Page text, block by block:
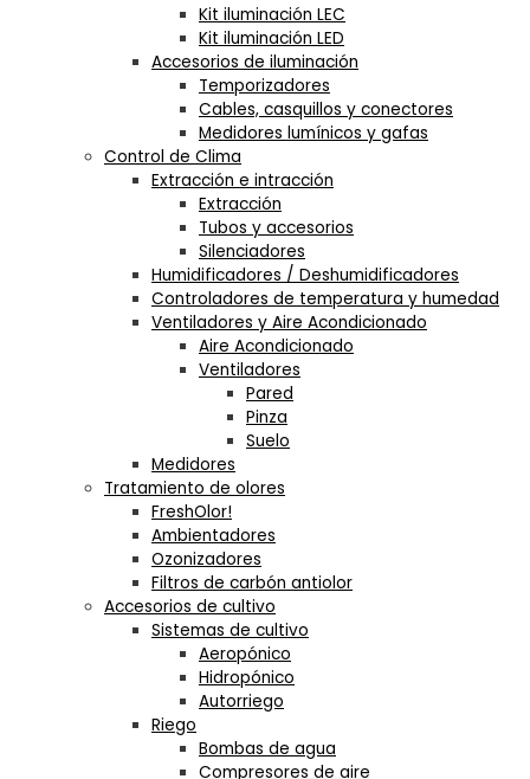
Kit iluminación LEC
Kit iluminación LED
Accesorios de iluminación
Temporizadores
Cables, casquillos y conectores
Medidores lumínicos y gafas
Control de Clima
Extracción e intracción
Extracción
Tubos y accesorios
Silenciadores
Humidificadores / Deshumidificadores
Controladores de temperatura y humedad
Ventiladores y Aire Acondicionado
Aire Acondicionado
Ventiladores
Pared
Pinza
Suelo
Medidores
Tratamiento de olores
FreshOlor!
Ambientadores
Ozonizadores
Filtros de carbón antiolor
Accesorios de cultivo
Sistemas de cultivo
Aeropónico
Hidropónico
Autorriego
Riego
Bombas de agua
Compresores de aire